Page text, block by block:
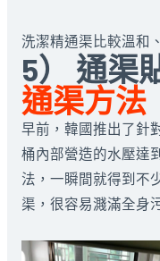
洗潔精通渠比較溫和
5） 通渠
通渠方法
早前，韓國推出了針
桶內部營造的水壓達
法，一瞬間就得到不
渠，很容易濺滿全身